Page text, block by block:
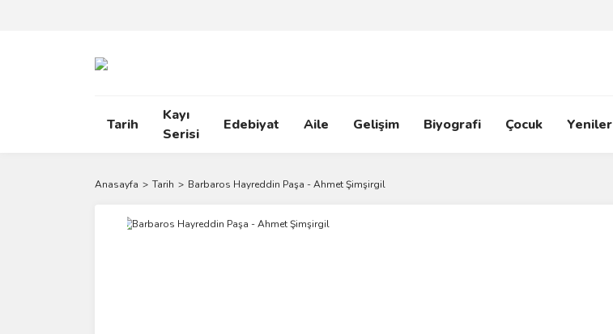
Tarih
Kayı
Serisi
Edebiyat Aile Gelişim Biyografi Çocuk Yeniler
Anasayfa Tarih Barbaros Hayreddin Paşa - Ahmet Şimşirgil